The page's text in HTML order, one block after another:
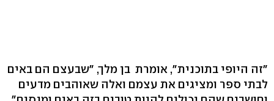
"זה היופי בתוכנית", אומרת בן מלך, "שבעצם הם באים
לבתי ספר ומציגים את עצמם ואלה שאוהבים מדעים